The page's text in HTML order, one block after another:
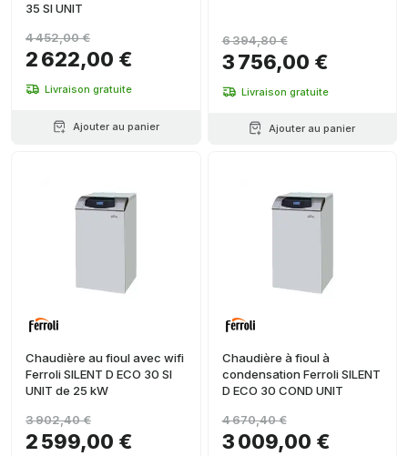
35 SI UNIT
2 622,00 €
4 452,00 €
Livraison gratuite
Ajouter au panier
3 756,00 €
6 394,80 €
Livraison gratuite
Ajouter au panier
Chaudière au fioul avec wifi
Ferroli SILENT D ECO 30 SI
UNIT de 25 kW
2 599,00 €
3 902,40 €
Chaudière à fioul à
condensation Ferroli SILENT
D ECO 30 COND UNIT
3 009,00 €
4 670,40 €